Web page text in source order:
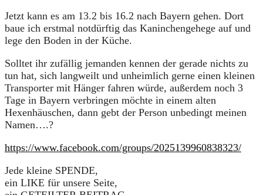
Jetzt kann es am 13.2 bis 16.2 nach Bayern gehen. Dort
baue ich erstmal notdürftig das Kaninchengehege auf und
lege den Boden in der Küche.
Solltet ihr zufällig jemanden kennen der gerade nichts zu
tun hat, sich langweilt und unheimlich gerne einen kleinen
Transporter mit Hänger fahren würde, außerdem noch 3
Tage in Bayern verbringen möchte in einem alten
Hexenhäuschen, dann gebt der Person unbedingt meinen
Namen….?
https://www.facebook.com/groups/2025139960838323/
Jede kleine SPENDE,
ein LIKE für unsere Seite,